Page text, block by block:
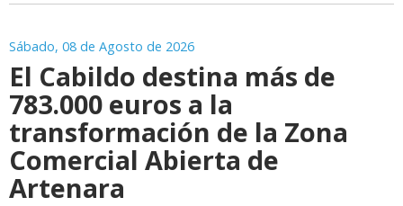
Sábado, 08 de Agosto de 2026
El Cabildo destina más de
783.000 euros a la
transformación de la Zona
Comercial Abierta de
Artenara